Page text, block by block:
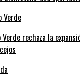
Verde rechaza la